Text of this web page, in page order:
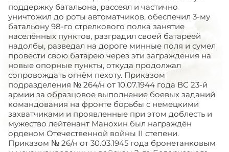
поддержку батальона, рассеял и частично
уничтожил до роты автоматчиков, обеспечил 3-му
батальону 98-го стрелкового полка занятие
населённых пунктов, разградил своей батареей
надолбы, разведал на дороге минные поля и сумел
провести свою батарею через эти заграждения на
новые опорные пункты, откуда продолжал
сопровождать огнём пехоту. Приказом
подразделения № 264/н от 10.07.1944 года ВС 23-й
армии за образцовое выполнение боевых заданий
командования на фронте борьбы с немецкими
захватчиками и проявленные при этом доблесть и
мужество лейтенант Манохин был награждён
орденом Отечественной войны II степени.
Приказом № 26/н от 30.03.1945 года бронетанковым